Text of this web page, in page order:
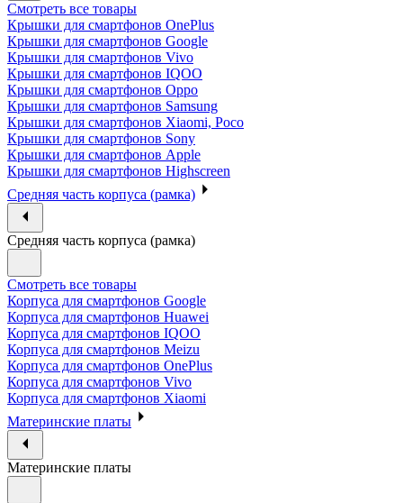
Смотреть все товары
Крышки для смартфонов OnePlus
Крышки для смартфонов Google
Крышки для смартфонов Vivo
Крышки для смартфонов IQOO
Крышки для смартфонов Oppo
Крышки для смартфонов Samsung
Крышки для смартфонов Xiaomi, Poco
Крышки для смартфонов Sony
Крышки для смартфонов Apple
Крышки для смартфонов Highscreen
Средняя часть корпуса (рамка)
Средняя часть корпуса (рамка)
Смотреть все товары
Корпуса для смартфонов Google
Корпуса для смартфонов Huawei
Корпуса для смартфонов IQOO
Корпуса для смартфонов Meizu
Корпуса для смартфонов OnePlus
Корпуса для смартфонов Vivo
Корпуса для смартфонов Xiaomi
Материнские платы
Материнские платы